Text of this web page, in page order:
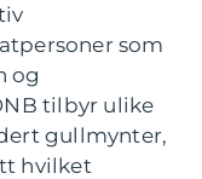
som
og
tilbyr ulike
gullmynter,
hvilket